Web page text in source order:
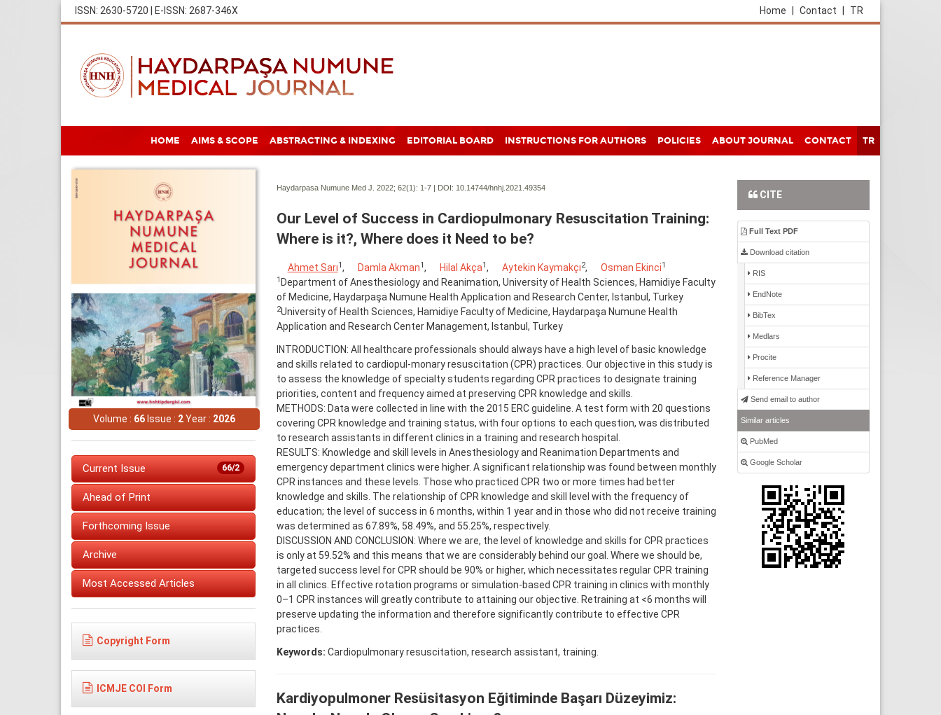
ISSN: 2630-5720 | E-ISSN: 2687-346X TR
Contact
Home
HOME AIMS & SCOPE ABSTRACTING & INDEXING EDITORIAL BOARD INSTRUCTIONS FOR AUTHORS POLICIES ABOUT JOURNAL CONTACT TR
Volume : 66 Issue : 2Year : 2026
66/2
Current Issue
Ahead of Print
Forthcoming Issue
Archive
Most Accessed Articles
Copyright Form
ICMJE COI Form
Haydarpasa Numune Med J. 2022; 62(1): 1-7 | DOI: 10.14744/hnhj.2021.49354
Our Level of Success in Cardiopulmonary Resuscitation Training:
Where is it?, Where does it Need to be?
Ahmet Sarı1, Damla Akman1, Hilal Akça1, Aytekin Kaymakçı2, Osman Ekinci1
1 Department of Anesthesiology and Reanimation, University of Health Sciences, Hamidiye Faculty
of Medicine, Haydarpaşa Numune Health Application and Research Center, Istanbul, Turkey
2University of Health Sciences, Hamidiye Faculty of Medicine, Haydarpaşa Numune Health
Application and Research Center Management, Istanbul, Turkey
INTRODUCTION: All healthcare professionals should always have a high level of basic knowledge
and skills related to cardiopul-monary resuscitation (CPR) practices. Our objective in this study is
to assess the knowledge of specialty students regarding CPR practices to designate training
priorities, content and frequency aimed at preserving CPR knowledge and skills.
METHODS: Data were collected in line with the 2015 ERC guideline. A test form with 20 questions
covering CPR knowledge and training status, with four options to each question, was distributed
to research assistants in different clinics in a training and research hospital.
RESULTS: Knowledge and skill levels in Anesthesiology and Reanimation Departments and
emergency department clinics were higher. A significant relationship was found between monthly
CPR instances and these levels. Those who practiced CPR two or more times had better
knowledge and skills. The relationship of CPR knowledge and skill level with the frequency of
education; the level of success in 6 months, within 1 year and in those who did not receive training
was determined as 67.89%, 58.49%, and 55.25%, respectively.
DISCUSSION AND CONCLUSION: Where we are, the level of knowledge and skills for CPR practices
is only at 59.52% and this means that we are considerably behind our goal. Where we should be,
targeted success level for CPR should be 90% or higher, which necessitates regular CPR training
in all clinics. Effective rotation programs or simulation-based CPR training in clinics with monthly
0–1 CPR instances will greatly contribute to attaining our objective. Retraining at <6 months will
preserve updating the information and therefore significantly contribute to effective CPR
practices.
Keywords: Cardiopulmonary resuscitation, research assistant, training.
Kardiyopulmoner Resüsitasyon Eğitiminde Başarı Düzeyimiz:
CITE
Full Text PDF
Download citation
RIS
EndNote
BibTex
Medlars
Procite
Reference Manager
Send email to author
Similar articles
PubMed
Google Scholar